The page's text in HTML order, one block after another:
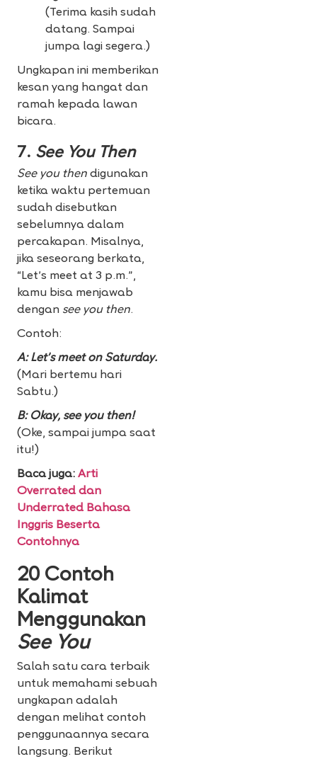
(Terima kasih sudah
datang. Sampai
jumpa lagi segera.)
Ungkapan ini memberikan
kesan yang hangat dan
ramah kepada lawan
bicara.
7. See You Then
See you then digunakan
ketika waktu pertemuan
sudah disebutkan
sebelumnya dalam
percakapan. Misalnya,
jika seseorang berkata,
“Let’s meet at 3 p.m.”,
kamu bisa menjawab
dengan see you then.
Contoh:
A: Let’s meet on Saturday.
(Mari bertemu hari
Sabtu.)
B: Okay, see you then!
(Oke, sampai jumpa saat
itu!)
Baca juga: Arti
Overrated dan
Underrated Bahasa
Inggris Beserta
Contohnya
20 Contoh
Kalimat
Menggunakan
See You
Salah satu cara terbaik
untuk memahami sebuah
ungkapan adalah
dengan melihat contoh
penggunaannya secara
langsung. Berikut